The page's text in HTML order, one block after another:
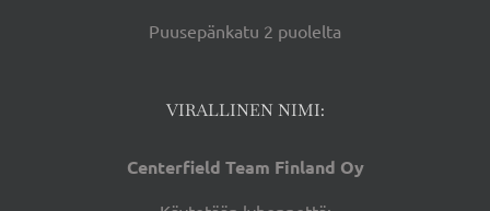
Puusepänkatu 2 puolelta
VIRALLINEN NIMI:
Centerfield Team Finland Oy